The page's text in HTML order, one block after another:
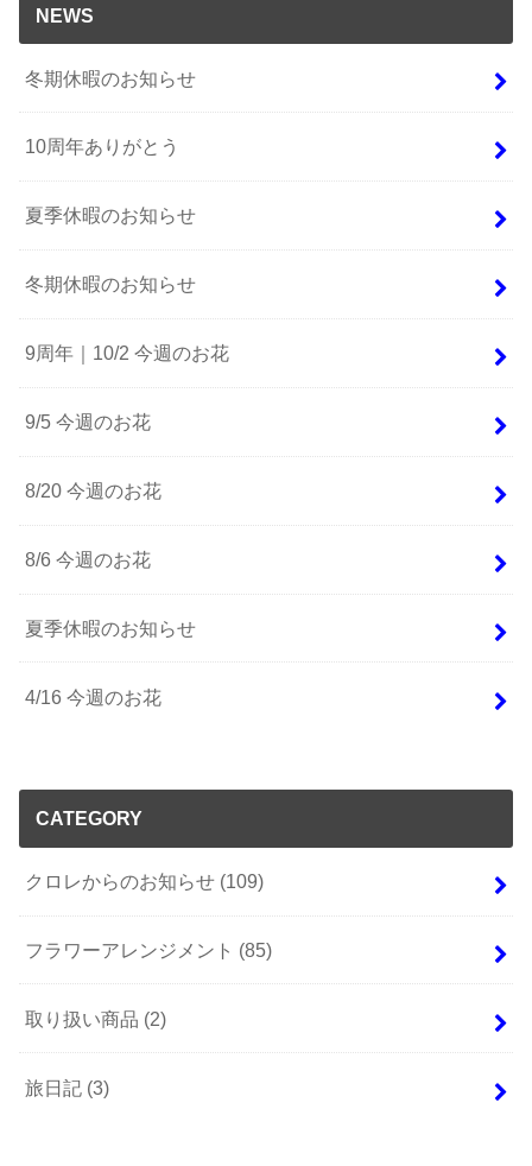
NEWS
冬期休暇のお知らせ
10周年ありがとう
夏季休暇のお知らせ
冬期休暇のお知らせ
9周年｜10/2 今週のお花
9/5 今週のお花
8/20 今週のお花
8/6 今週のお花
夏季休暇のお知らせ
4/16 今週のお花
CATEGORY
クロレからのお知らせ (109)
フラワーアレンジメント (85)
取り扱い商品 (2)
旅日記 (3)